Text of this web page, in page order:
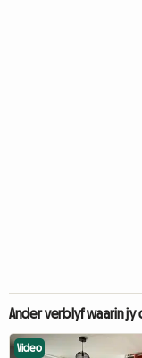
Ander verblyf waarin jy
Video